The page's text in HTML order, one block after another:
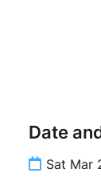
Date
Sat Mar